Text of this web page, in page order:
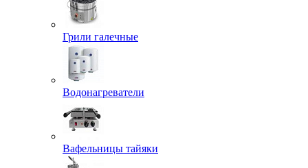
Грили галечные
Водонагреватели
Вафельницы тайяки